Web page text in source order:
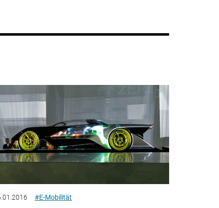
#E-Mobilität